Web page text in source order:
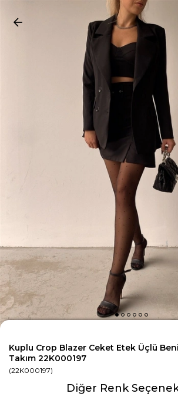
Kuplu Crop Blazer Ceket Etek Üçlü
Takım 22K000197
(22K000197)
Diğer Renk